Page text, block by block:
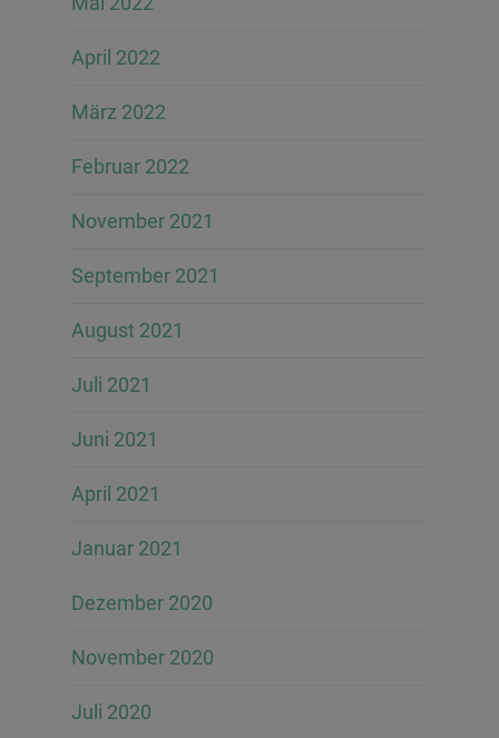
April 2022
März 2022
Februar 2022
November 2021
September 2021
August 2021
Juli 2021
Juni 2021
April 2021
Januar 2021
Dezember 2020
November 2020
Juli 2020